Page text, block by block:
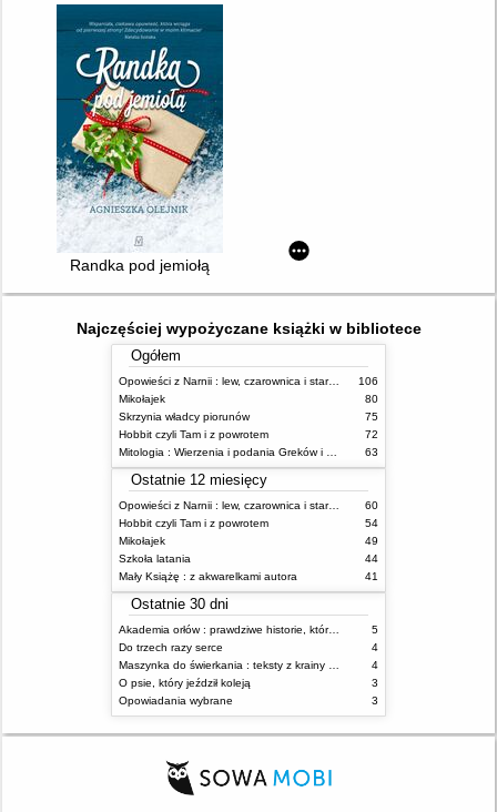
Randka pod jemiołą
Najczęściej wypożyczane książki w bibliotece
Ogółem
Opowieści z Narnii : lew, czarownica i stara szafa
106
Mikołajek
80
Skrzynia władcy piorunów
75
Hobbit czyli Tam i z powrotem
72
63
Ostatnie 12 miesięcy
Opowieści z Narnii : lew, czarownica i stara szafa
60
Hobbit czyli Tam i z powrotem
54
Mikołajek
49
Szkoła latania
44
Mały Książę : z akwarelkami autora
41
Ostatnie 30 dni
Akademia orłów : prawdziwe historie, które Cię uskrzydlą
5
Do trzech razy serce
4
4
O psie, który jeździł koleją
3
Opowiadania wybrane
3